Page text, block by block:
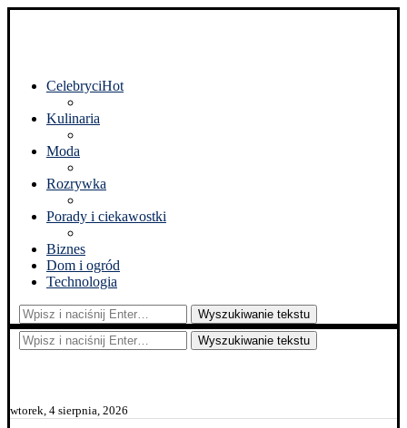
CelebryciHot
Kulinaria
Moda
Rozrywka
Porady i ciekawostki
Biznes
Dom i ogród
Technologia
Wyszukiwanie tekstu
Wyszukiwanie tekstu
wtorek, 4 sierpnia, 2026